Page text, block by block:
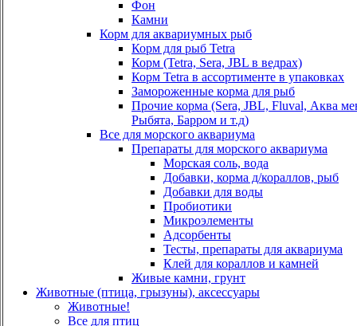
Фон
Камни
Корм для аквариумных рыб
Корм для рыб Tetra
Корм (Tetra, Sera, JBL в ведрах)
Корм Tetra в ассортименте в упаковках
Замороженные корма для рыб
Прочие корма (Sera, JBL, Fluval, Аква
Рыбята, Барром и т.д)
Все для морского аквариума
Препараты для морского аквариума
Морская соль, вода
Добавки, корма д/кораллов, рыб
Добавки для воды
Пробиотики
Микроэлементы
Адсорбенты
Тесты, препараты для аквариума
Клей для кораллов и камней
Живые камни, грунт
Животные (птица, грызуны), аксессуары
Животные!
Все для птиц